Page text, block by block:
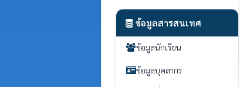
ข้อมูลสารสนเทศ
ข้อมูลนักเรียน
ข้อมูลบุคลากร